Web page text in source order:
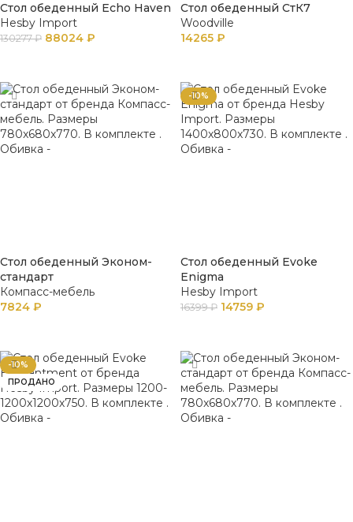
Стол обеденный Echo Haven
Hesby Import
130277₽ 88024 ₽
Стол обеденный СтК7
Woodville
14265 ₽
Стол обеденный Эконом-
стандарт
Компасс-мебель
7824 ₽
-10%
Стол обеденный Evoke
Enigma
Hesby Import
16399₽ 14759 ₽
-10%
ПРОДАНО